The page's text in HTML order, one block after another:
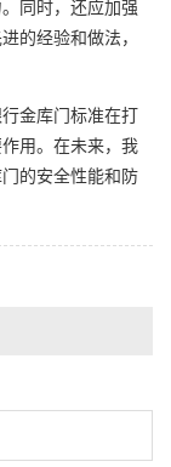
同时，还应加强
的经验和做法，
金库门标准在打
用。在未来，我
的安全性能和防